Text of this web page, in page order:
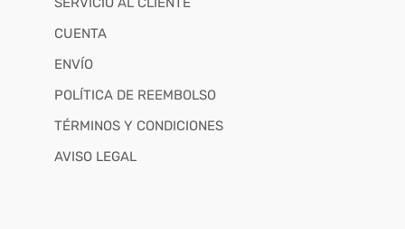
CUENTA
ENVÍO
POLÍTICA DE REEMBOLSO
TÉRMINOS Y CONDICIONES
AVISO LEGAL